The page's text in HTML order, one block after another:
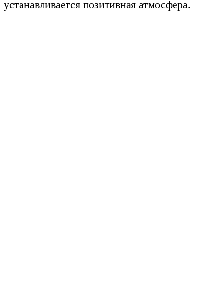
устанавливается позитивная атмосфера.